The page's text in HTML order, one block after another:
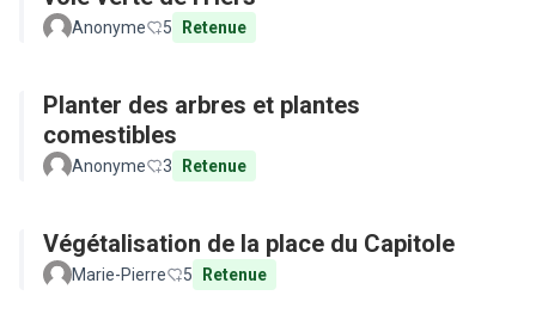
Anonyme 5 Retenue
Planter des arbres et plantes
comestibles
Anonyme 3 Retenue
Végétalisation de la place du Capitole
Marie-Pierre 5 Retenue